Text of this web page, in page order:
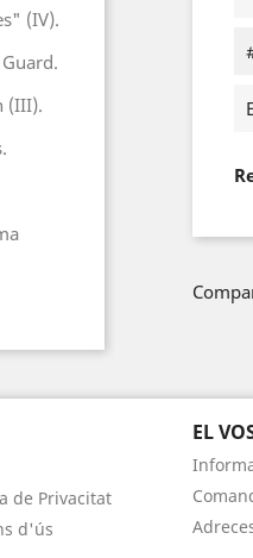
(IV).
(III).
de Privacitat
d'ús
EL